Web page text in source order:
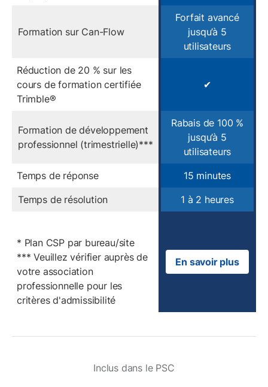
Formation sur Can-Flow
Forfait avancé
jusqu’à 5
utilisateurs
Réduction de 20 % sur les
cours de formation certifiée
Trimble®
✔
Formation de développement
professionnel (trimestrielle)***
Rabais de 100 %
jusqu’à 5
utilisateurs
Temps de réponse
15 minutes
Temps de résolution
1 à 2 heures
* Plan CSP par bureau/site
*** Veuillez vérifier auprès de
votre association
professionnelle pour les
critères d'admissibilité
En savoir plus
Inclus dans le PSC